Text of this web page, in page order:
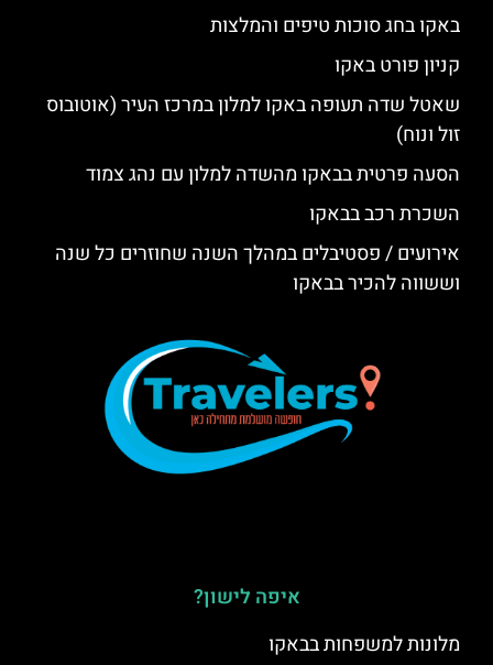
באקו בחג סוכות טיפים והמלצות
קניון פורט באקו
שאטל שדה תעופה באקו למלון במרכז העיר (אוטובוס
זול ונוח)
הסעה פרטית בבאקו מהשדה למלון עם נהג צמוד
השכרת רכב בבאקו
אירועים / פסטיבלים במהלך השנה שחוזרים כל שנה
וששווה להכיר בבאקו
איפה לישון?
מלונות למשפחות בבאקו